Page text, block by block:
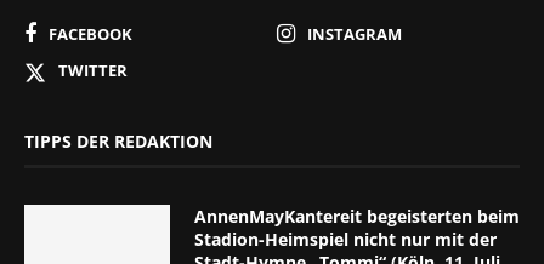
FACEBOOK
INSTAGRAM
TWITTER
TIPPS DER REDAKTION
AnnenMayKantereit begeisterten beim
Stadion-Heimspiel nicht nur mit der